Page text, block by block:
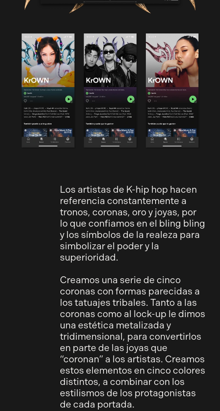
Los artistas de K-hip hop hacen
referencia constantemente a
tronos, coronas, oro y joyas, por
lo que confiamos en el bling bling
y los símbolos de la realeza para
simbolizar el poder y la
superioridad.
Creamos una serie de cinco
coronas con formas parecidas a
los tatuajes tribales. Tanto a las
coronas como al lock-up le dimos
una estética metalizada y
tridimensional, para convertirlos
en parte de las joyas que
“coronan” a los artistas. Creamos
estos elementos en cinco colores
distintos, a combinar con los
estilismos de los protagonistas
de cada portada.